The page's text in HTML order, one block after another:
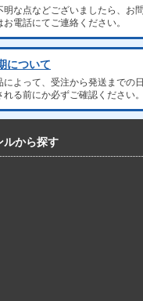
明な点などございましたら、お
お電話にてご連絡ください。
について
によって、受注から発送までの
れる前にか必ずご確認ください。
ルから探す